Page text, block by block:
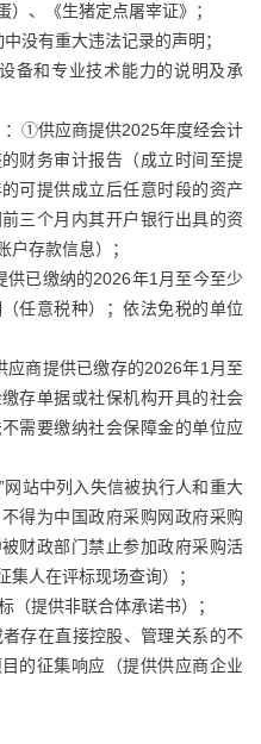
）、《生猪定点屠宰证》；
没有重大违法记录的声明；
备和专业技术能力的说明及承
：①供应商提供2025年度经会计
财务审计报告（成立时间至提
可提供成立后任意时段的资产
三个月内其开户银行出具的资
户存款信息）；
供已缴纳的2026年1月至今至少
任意税种）；依法免税的单位
应商提供已缴存的2026年1月至
存单据或社保机构开具的社会
需要缴纳社会保障金的单位应
网站中列入失信被执行人和重大
得为中国政府采购网政府采购
财政部门禁止参加政府采购活
人在评标现场查询）；
（提供非联合体承诺书）；
存在直接控股、管理关系的不
的征集响应（提供供应商企业